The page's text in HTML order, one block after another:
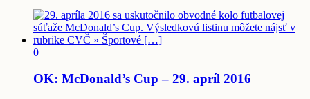
0
OK: McDonald’s Cup – 29. apríl 2016